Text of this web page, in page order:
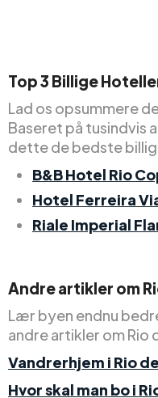
Top3 Billige
Lad os opsummere
Baseret på tusindvis
dette de bedste
B&B Hotel Rio
Hotel Ferreira
Riale Imperial
Andre artikler om
Lær byen endnu
andre artikler om Rio
Vandrerhjem i Rio
Hvor skal man bo i